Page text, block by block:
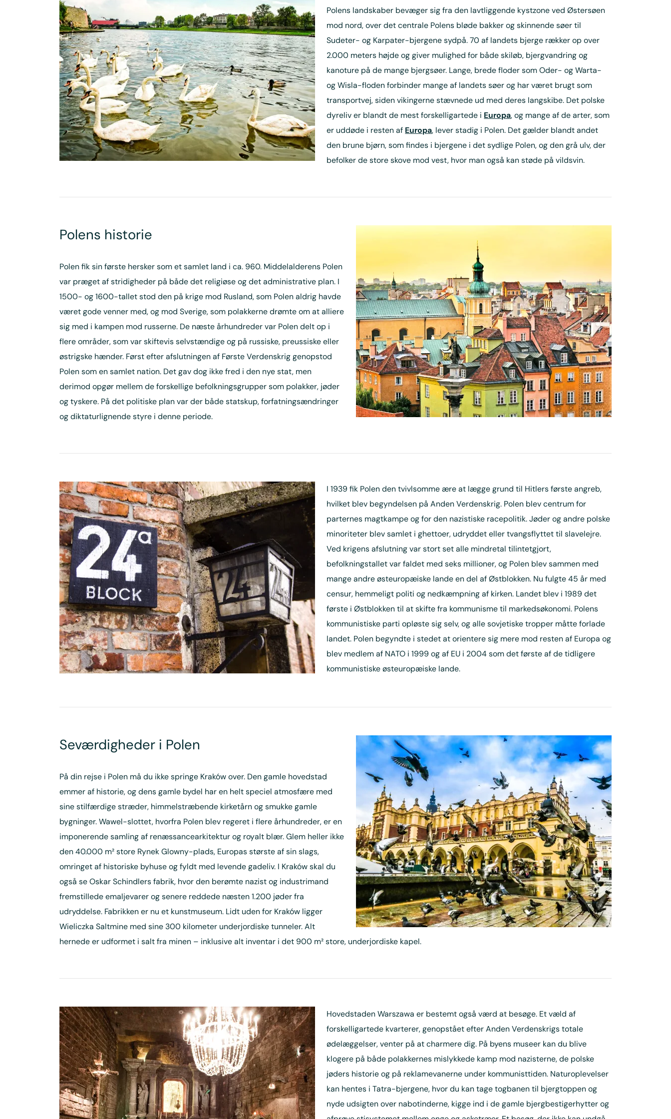
Polens landskaber bevæger sig fra den lavtliggende kystzone ved Østersøen
mod nord, over det centrale Polens bløde bakker og skinnende søer til
Sudeter- og Karpater-bjergene sydpå. 70 af landets bjerge rækker op over
2.000 meters højde og giver mulighed for både skiløb, bjergvandring og
kanoture på de mange bjergsøer. Lange, brede floder som Oder- og Warta-
og Wisla-floden forbinder mange af landets søer og har været brugt som
transportvej, siden vikingerne stævnede ud med deres langskibe. Det polske
dyreliv er blandt de mest forskelligartede i Europa, og mange af de arter, som
er uddøde i resten af Europa, lever stadig i Polen. Det gælder blandt andet
den brune bjørn, som findes i bjergene i det sydlige Polen, og den grå ulv, der
befolker de store skove mod vest, hvor man også kan støde på vildsvin.
Polens historie
Polen fik sin første hersker som et samlet land i ca. 960. Middelalderens Polen
var præget af stridigheder på både det religiøse og det administrative plan. I
1500- og 1600-tallet stod den på krige mod Rusland, som Polen aldrig havde
været gode venner med, og mod Sverige, som polakkerne drømte om at alliere
sig med i kampen mod russerne. De næste århundreder var Polen delt op i
flere områder, som var skiftevis selvstændige og på russiske, preussiske eller
østrigske hænder. Først efter afslutningen af Første Verdenskrig genopstod
Polen som en samlet nation. Det gav dog ikke fred i den nye stat, men
derimod opgør mellem de forskellige befolkningsgrupper som polakker, jøder
og tyskere. På det politiske plan var der både statskup, forfatningsændringer
og diktaturlignende styre i denne periode.
I 1939 fik Polen den tvivlsomme ære at lægge grund til Hitlers første angreb,
hvilket blev begyndelsen på Anden Verdenskrig. Polen blev centrum for
parternes magtkampe og for den nazistiske racepolitik. Jøder og andre polske
minoriteter blev samlet i ghettoer, udryddet eller tvangsflyttet til slavelejre.
Ved krigens afslutning var stort set alle mindretal tilintetgjort,
befolkningstallet var faldet med seks millioner, og Polen blev sammen med
mange andre østeuropæiske lande en del af Østblokken. Nu fulgte 45 år med
censur, hemmeligt politi og nedkæmpning af kirken. Landet blev i 1989 det
første i Østblokken til at skifte fra kommunisme til markedsøkonomi. Polens
kommunistiske parti opløste sig selv, og alle sovjetiske tropper måtte forlade
landet. Polen begyndte i stedet at orientere sig mere mod resten af Europa og
blev medlem af NATO i 1999 og af EU i 2004 som det første af de tidligere
kommunistiske østeuropæiske lande.
Seværdig­heder i Polen
På din rejse i Polen må du ikke springe Kraków over. Den gamle hovedstad
emmer af historie, og dens gamle bydel har en helt speciel atmosfære med
sine stilfærdige stræder, himmelstræbende kirketårn og smukke gamle
bygninger. Wawel-slottet, hvorfra Polen blev regeret i flere århundreder, er en
imponerende samling af renæssancearkitektur og royalt blær. Glem heller ikke
den 40.000 m² store Rynek Glowny-plads, Europas største af sin slags,
omringet af historiske byhuse og fyldt med levende gadeliv. I Kraków skal du
også se Oskar Schindlers fabrik, hvor den berømte nazist og industrimand
fremstillede emaljevarer og senere reddede næsten 1.200 jøder fra
udryddelse. Fabrikken er nu et kunstmuseum. Lidt uden for Kraków ligger
Wieliczka Saltmine med sine 300 kilometer underjordiske tunneler. Alt
hernede er udformet i salt fra minen – inklusive alt inventar i det 900 m² store, underjordiske kapel.
Hovedstaden Warszawa er bestemt også værd at besøge. Et væld af
forskelligartede kvarterer, genopstået efter Anden Verdenskrigs totale
ødelæggelser, venter på at charmere dig. På byens museer kan du blive
klogere på både polakkernes mislykkede kamp mod nazisterne, de polske
jøders historie og på reklamevanerne under kommunisttiden. Naturoplevelser
kan hentes i Tatra-bjergene, hvor du kan tage togbanen til bjergtoppen og
nyde udsigten over nabotinderne, kigge ind i de gamle bjergbestigerhytter og